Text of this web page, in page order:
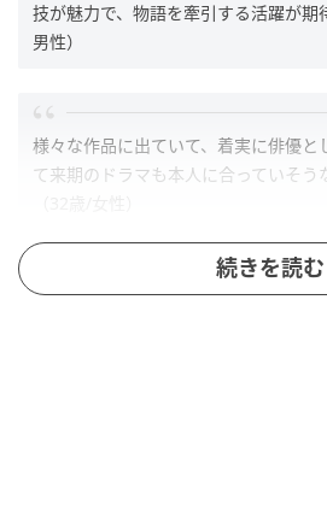
技が魅力で、物語を牽引する活躍が
男性）
様々な作品に出ていて、着実に俳優と
て来期のドラマも本人に合っていそう
続きを読む